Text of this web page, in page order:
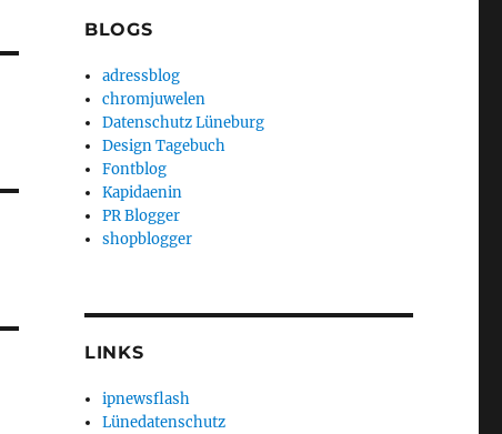
BLOGS
adressblog
chromjuwelen
Datenschutz Lüneburg
Design Tagebuch
Fontblog
Kapidaenin
PR Blogger
shopblogger
LINKS
ipnewsflash
Lünedatenschutz